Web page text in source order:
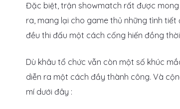
Đặc biệt, trận showmatch rất được mong
ra, mang lại cho game thủ những tình
đều thi đấu một cách cống hiến đồng
Dù khâu tổ chức vẫn còn một số khúc
diễn ra một cách đầy thành công. Và
mí dưới đây :